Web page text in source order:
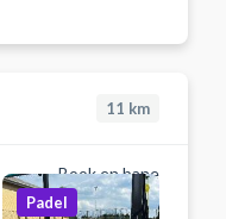
11 km
Book en bane
Padel